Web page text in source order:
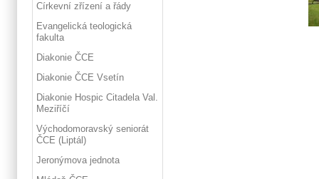
Církevní zřízení a řády
Evangelická teologická
fakulta
Diakonie ČCE
Diakonie ČCE Vsetín
Diakonie Hospic Citadela Val.
Meziříčí
Východomoravský seniorát
ČCE (Liptál)
Jeronýmova jednota